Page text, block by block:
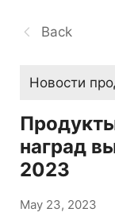
Back
Новости
наград
2023
May 23, 2023